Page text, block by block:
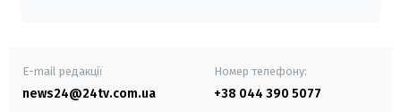
E-mail редакції
news24@24tv.com.ua
Номер телефону:
+38 044 390 5077